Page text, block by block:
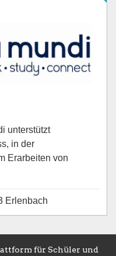
unterstützt
in der
Erarbeiten von
Erlenbach
für Schüler und